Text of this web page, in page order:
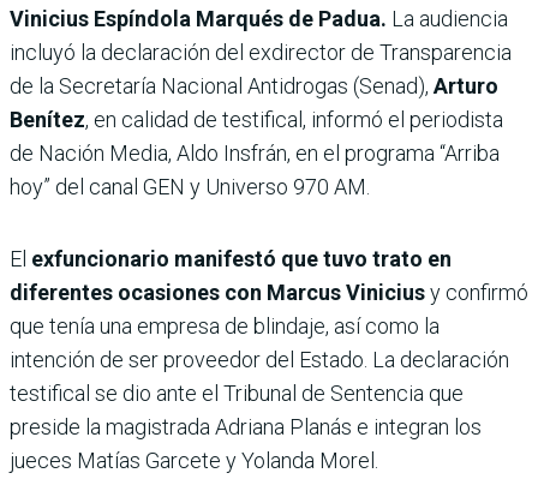
Vinicius Espíndola Marqués de Padua. La audiencia
incluyó la declaración del exdirector de Transparencia
de la Secretaría Nacional Antidrogas (Senad), Arturo
Benítez, en calidad de testifical, informó el periodista
de Nación Media, Aldo Insfrán, en el programa “Arriba
hoy” del canal GEN y Universo 970 AM.
El exfuncionario manifestó que tuvo trato en
diferentes ocasiones con Marcus Viniciusy confirmó
que tenía una empresa de blindaje, así como la
intención de ser proveedor del Estado. La declaración
testifical se dio ante el Tribunal de Sentencia que
preside la magistrada Adriana Planás e integran los
jueces Matías Garcete y Yolanda Morel.